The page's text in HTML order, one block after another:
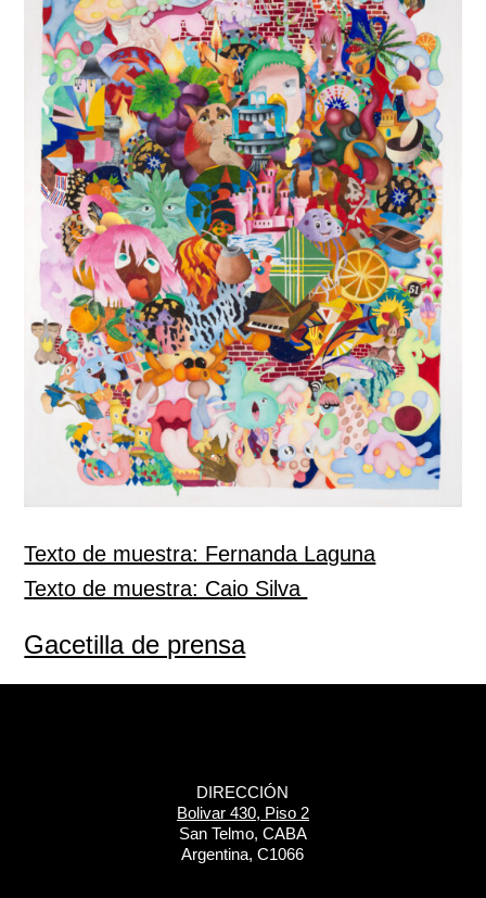
Texto de muestra: Fernanda Laguna
Texto de muestra: Caio Silva
Gacetilla de prensa
DIRECCIÓN
Bolivar 430, Piso 2
San Telmo, CABA
Argentina, C1066